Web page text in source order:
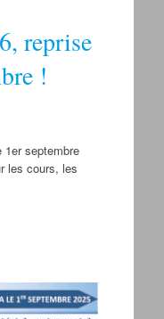
reprise
!
1er septembre
les cours, les